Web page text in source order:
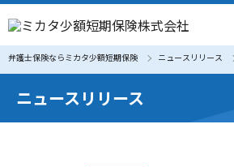
弁護士保険ならミカタ少額短期保険 ニュースリリース
ニュースリリース